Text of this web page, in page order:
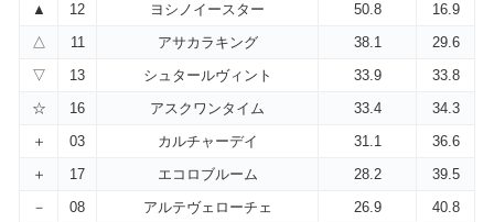
▲
12 ヨシノイースター 50.8
16.9
△
11 アサカラキング 38.1
29.6
▽
13 シュタールヴィント 33.9
33.8
☆
16 アスクワンタイム 33.4
34.3
＋
03 カルチャーデイ 31.1
36.6
＋
17 エコロブルーム 28.2
39.5
－
08 アルテヴェローチェ 26.9
40.8